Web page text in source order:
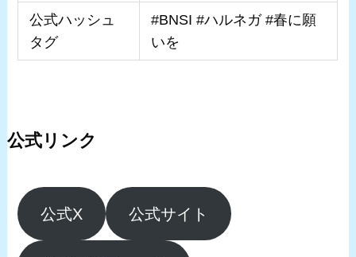
公式ハッシュ
タグ
#BNSI #ハルネガ #春に願
いを
公式リンク
公式X 公式サイト